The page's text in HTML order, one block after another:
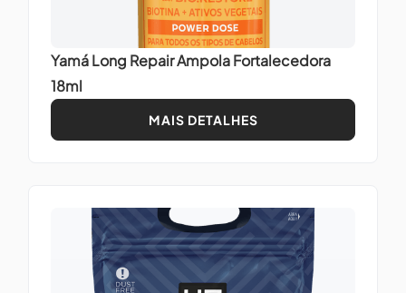
Yamá Long Repair Ampola Fortalecedora
18ml
MAIS DETALHES